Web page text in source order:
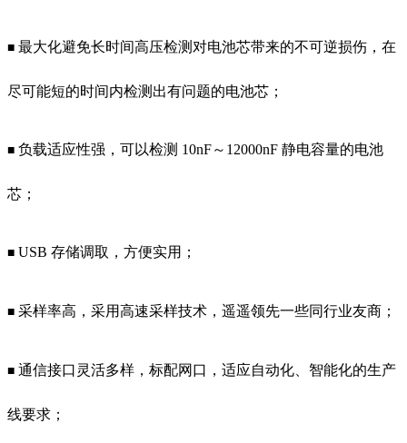
■ 最大化避免长时间高压检测对电池芯带来的不可逆损伤，在
尽可能短的时间内检测出有问题的电池芯；
■ 负载适应性强，可以检测 10nF～12000nF 静电容量的电池
芯；
■ USB 存储调取，方便实用；
■ 采样率高，采用高速采样技术，遥遥领先一些同行业友商；
■ 通信接口灵活多样，标配网口，适应自动化、智能化的生产
线要求；